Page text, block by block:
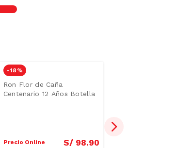
-18 %
Ron Flor de Caña
Centenario 12 Años Botella
Precio Online S/ 98.90